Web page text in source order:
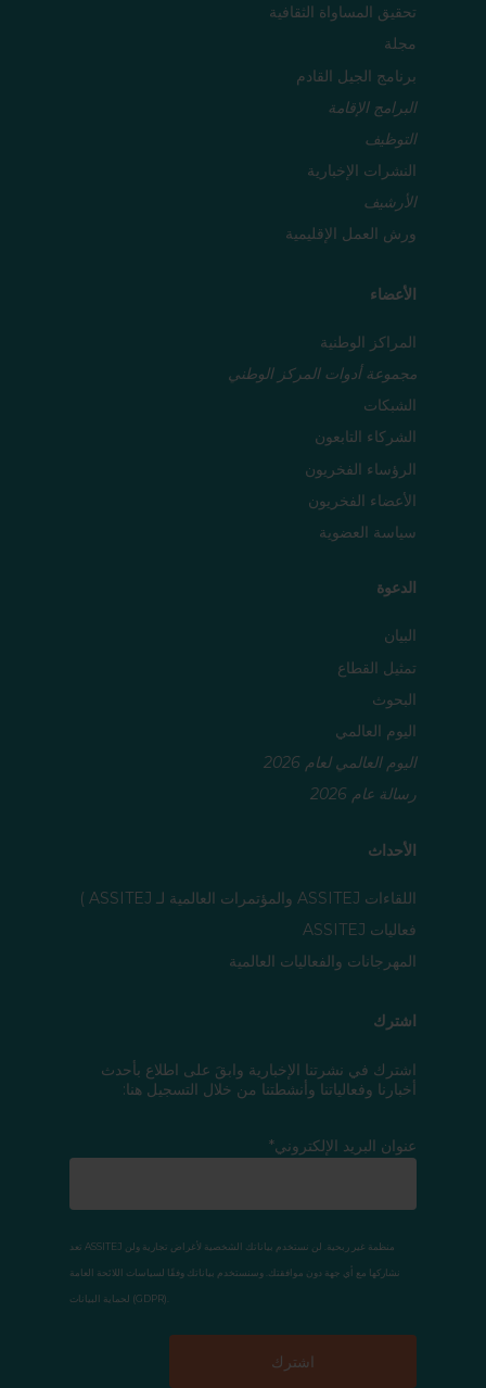
تحقيق المساواة الثقافية
مجلة
برنامج الجيل القادم
البرامج الإقامة
التوظيف
النشرات الإخبارية
الأرشيف
ورش العمل الإقليمية
الأعضاء
المراكز الوطنية
مجموعة أدوات المركز الوطني
الشبكات
الشركاء التابعون
الرؤساء الفخريون
الأعضاء الفخريون
سياسة العضوية
الدعوة
البيان
تمثيل القطاع
البحوث
اليوم العالمي
اليوم العالمي لعام 2026
رسالة عام 2026
الأحداث
اللقاءات ASSITEJ والمؤتمرات العالمية لـ ASSITEJ )
فعاليات ASSITEJ
المهرجانات والفعاليات العالمية
اشترك
اشترك في نشرتنا الإخبارية وابقَ على اطلاع بأحدث
أخبارنا وفعالياتنا وأنشطتنا من خلال التسجيل هنا:
عنوان البريد الإلكتروني*
تعد ASSITEJ منظمة غير ربحية. لن نستخدم بياناتك الشخصية لأغراض تجارية ولن
نشاركها مع أي جهة دون موافقتك. وسنستخدم بياناتك وفقًا لسياسات اللائحة العامة
لحماية البيانات (GDPR).